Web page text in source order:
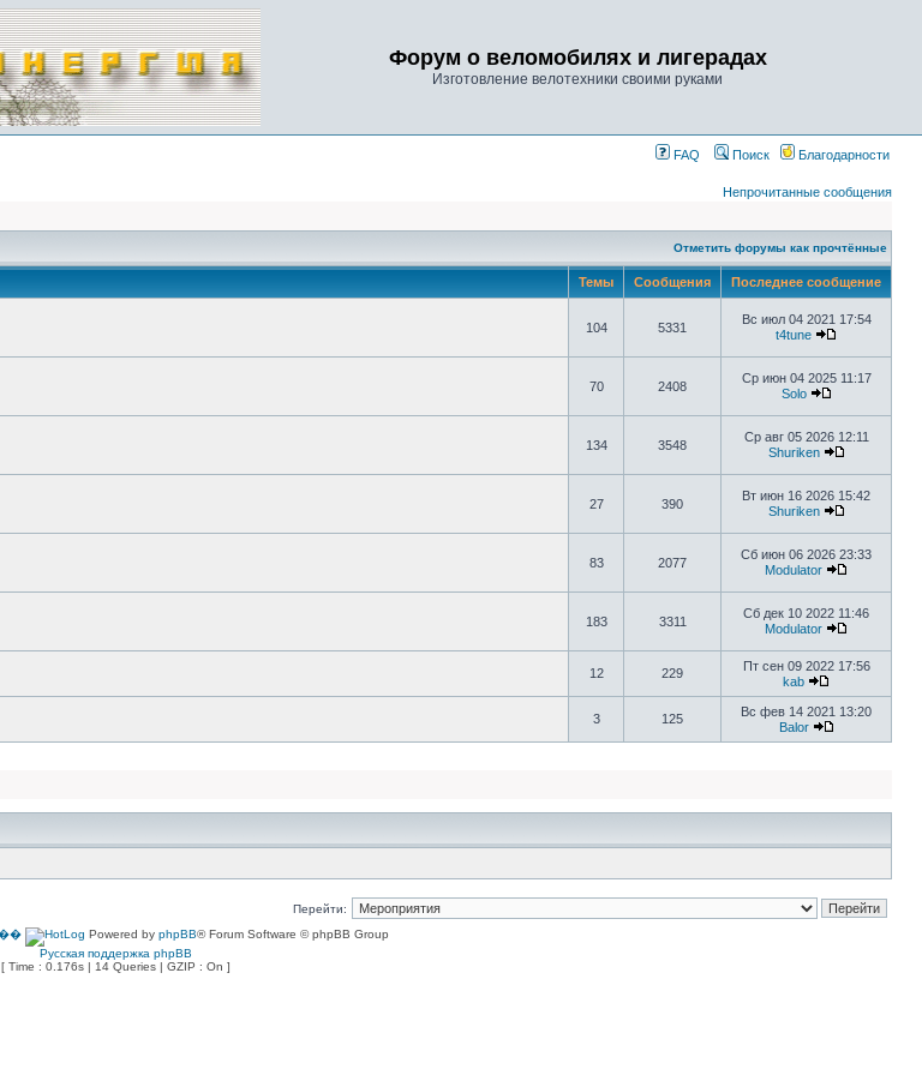
Форум о веломобилях и лигерадах
Изготовление велотехники своими руками
FAQ Поиск Благодарности
Непрочитанные сообщения
Отметить форумы как прочтённые
Темы Сообщения Последнее сообщение
104 5331
Вс июл 04 2021 17:54
t4tune
70 2408
Ср июн 04 2025 11:17
Solo
134 3548
Ср авг 05 2026 12:11
Shuriken
27 390
Вт июн 16 2026 15:42
Shuriken
83 2077
Сб июн 06 2026 23:33
Modulator
183 3311
Сб дек 10 2022 11:46
Modulator
12 229
Пт сен 09 2022 17:56
kab
3 125
Вс фев 14 2021 13:20
Balor
Перейти:
Powered by phpBB® Forum Software © phpBB Group
Русская поддержка phpBB
[ Time : 0.176s | 14 Queries | GZIP : On ]